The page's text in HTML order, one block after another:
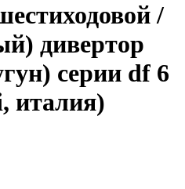
/
дивертор
серии df 6
италия)